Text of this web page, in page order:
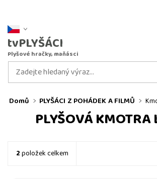
tvPLYŠÁCI
Plyšové hračky, maňásci
Domů PLYŠÁCI Z POHÁDEK A FILMŮ
PLYŠOVÁ KMOTRA
2položek celkem